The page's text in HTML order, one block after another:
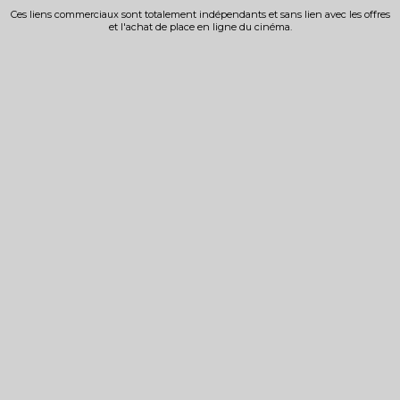
Ces liens commerciaux sont totalement indépendants et sans lien avec les offres
et l'achat de place en ligne du cinéma.